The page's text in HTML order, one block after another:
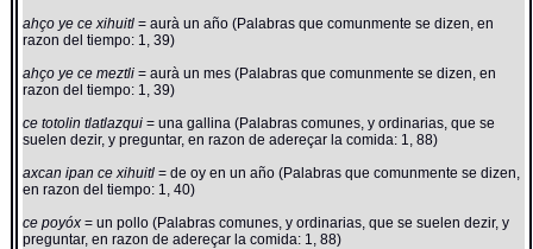
ahço ye ce xihuitl= aurà un año (Palabras que comunmente se dizen, en
razon del tiempo: 1, 39)
ahço ye ce meztli= aurà un mes (Palabras que comunmente se dizen, en
razon del tiempo: 1, 39)
ce totolin tlatlazqui= una gallina (Palabras comunes, y ordinarias, que se
suelen dezir, y preguntar, en razon de adereçar la comida: 1, 88)
axcan ipan ce xihuitl= de oy en un año (Palabras que comunmente se dizen,
en razon del tiempo: 1, 40)
ce poyóx= un pollo (Palabras comunes, y ordinarias, que se suelen dezir, y
preguntar, en razon de adereçar la comida: 1, 88)